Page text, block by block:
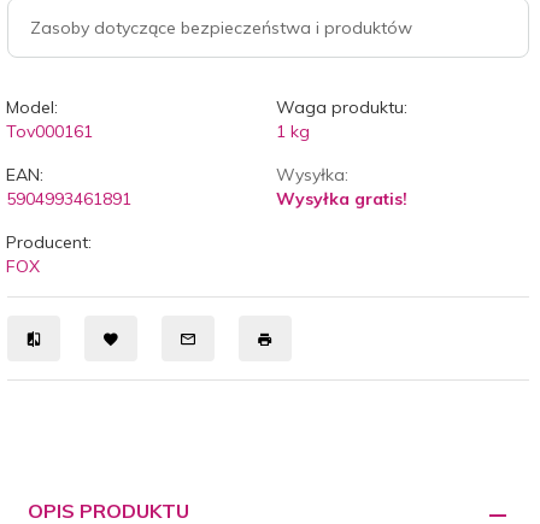
Zasoby dotyczące bezpieczeństwa i produktów
Model:
Tov000161
Waga produktu:
1 kg
EAN:
5904993461891
Wysyłka:
Wysyłka gratis!
Producent:
FOX
OPIS PRODUKTU